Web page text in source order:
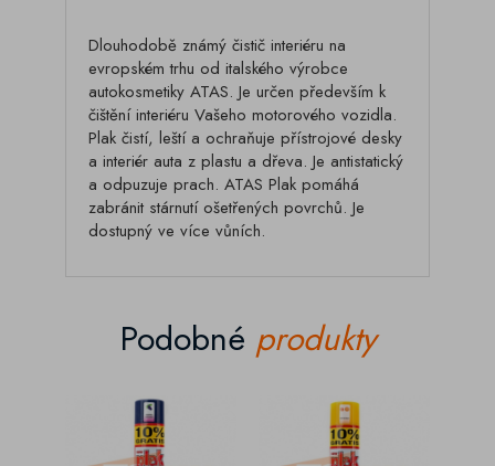
Dlouhodobě známý čistič interiéru na
evropském trhu od italského výrobce
autokosmetiky ATAS. Je určen především k
čištění interiéru Vašeho motorového vozidla.
Plak čistí, leští a ochraňuje přístrojové desky
a interiér auta z plastu a dřeva. Je antistatický
a odpuzuje prach. ATAS Plak pomáhá
zabránit stárnutí ošetřených povrchů. Je
dostupný ve více vůních.
Podobné produkty